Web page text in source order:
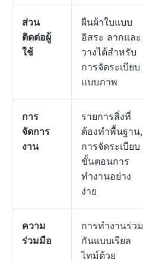
ส่วน
ติดต่อผู้
ใช้
ผืนผ้าใบแบบ
อิสระ ลากและ
วางได้สำหรับ
การจัดระเบียบ
แบบภาพ
การ
จัดการ
งาน
รายการสิ่งที่
ต้องทำพื้นฐาน,
การจัดระเบียบ
ขั้นตอนการ
ทำงานอย่าง
ง่าย
ความ
ร่วมมือ
การทำงานร่วม
กันแบบเรียล
ไทม์ด้วย